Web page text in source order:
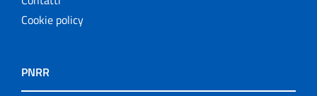
Cookie policy
PNRR